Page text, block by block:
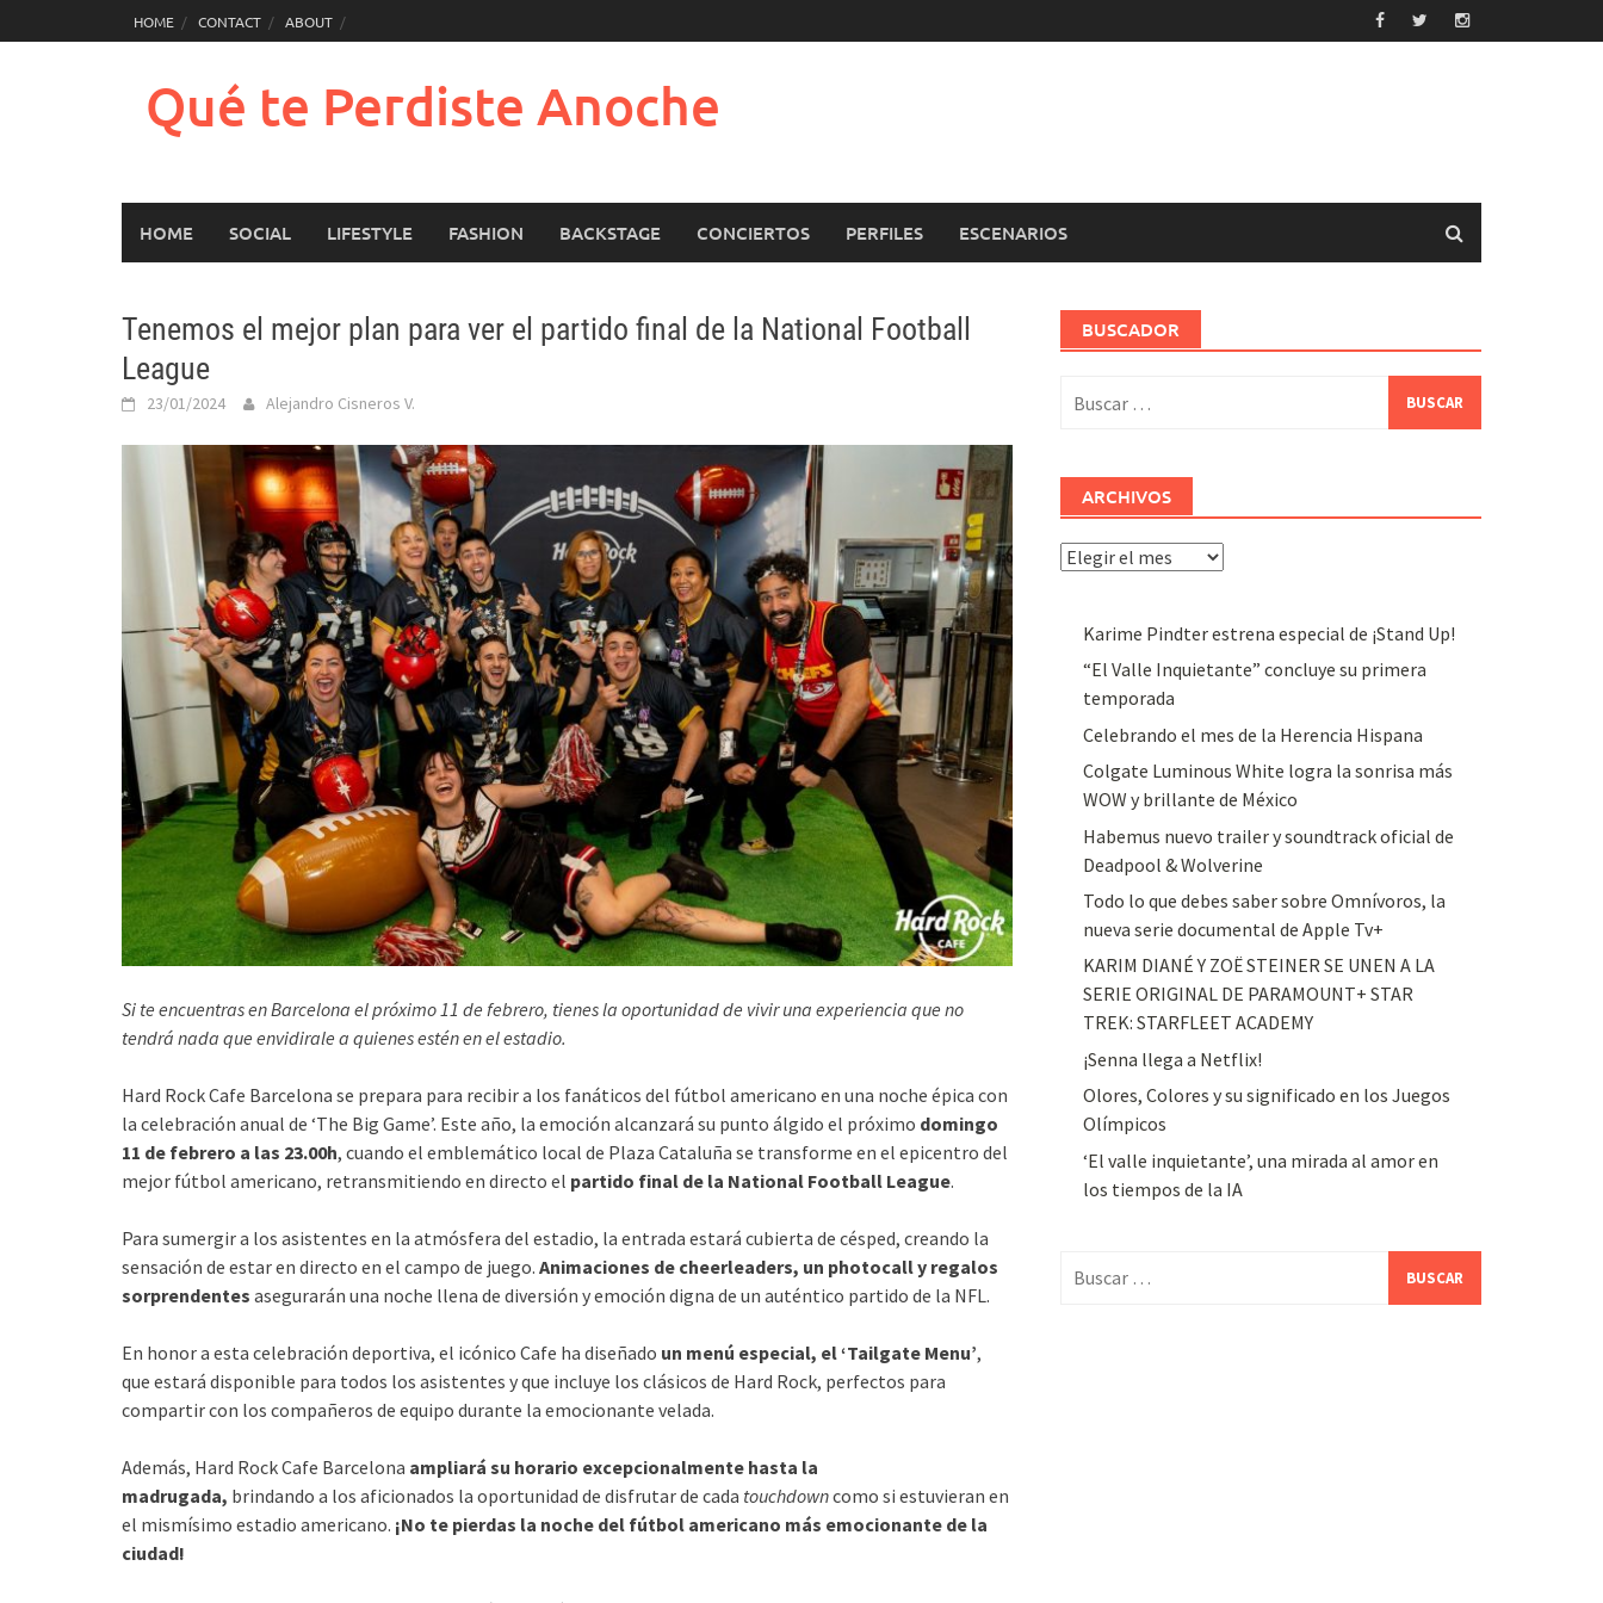
al
HOME CONTACT ABOUT
Qué te Perdiste Anoche
HOME SOCIAL LIFESTYLE FASHION BACKSTAGE CONCIERTOS PERFILES ESCENARIOS
Tenemos el mejor plan para ver el partido final de la National Football
League
23/01/2024 Alejandro Cisneros V.
Si te encuentras en Barcelona el próximo 11 de febrero, tienes la oportunidad de vivir una experiencia que no
tendrá nada que envidirale a quienes estén en el estadio.
Hard Rock Cafe Barcelona se prepara para recibir a los fanáticos del fútbol americano en una noche épica con
la celebración anual de ‘The Big Game’. Este año, la emoción alcanzará su punto álgido el próximo domingo
11 de febrero a las 23.00h, cuando el emblemático local de Plaza Cataluña se transforme en el epicentro del
mejor fútbol americano, retransmitiendo en directo el partido final de la National Football League.
Para sumergir a los asistentes en la atmósfera del estadio, la entrada estará cubierta de césped, creando la
sensación de estar en directo en el campo de juego. Animaciones de cheerleaders, un photocall y regalos
sorprendentes asegurarán una noche llena de diversión y emoción digna de un auténtico partido de la NFL.
En honor a esta celebración deportiva, el icónico Cafe ha diseñado un menú especial, el ‘Tailgate Menu’,
que estará disponible para todos los asistentes y que incluye los clásicos de Hard Rock, perfectos para
compartir con los compañeros de equipo durante la emocionante velada.
Además, Hard Rock Cafe Barcelona ampliará su horario excepcionalmente hasta la
madrugada, brindando a los aficionados la oportunidad de disfrutar de cada touchdowncomo si estuvieran en
el mismísimo estadio americano. ¡No te pierdas la noche del fútbol americano más emocionante de la
ciudad!
BUSCADOR
ARCHIVOS
Archivos
Karime Pindter estrena especial de ¡Stand Up!
“El Valle Inquietante” concluye su primera
temporada
Celebrando el mes de la Herencia Hispana
Colgate Luminous White logra la sonrisa más
WOW y brillante de México
Habemus nuevo trailer y soundtrack oficial de
Deadpool & Wolverine
Todo lo que debes saber sobre Omnívoros, la
nueva serie documental de Apple Tv+
KARIM DIANÉ Y ZOË STEINER SE UNEN A LA
SERIE ORIGINAL DE PARAMOUNT+ STAR
TREK: STARFLEET ACADEMY
¡Senna llega a Netflix!
Olores, Colores y su significado en los Juegos
Olímpicos
‘El valle inquietante’, una mirada al amor en
los tiempos de la IA